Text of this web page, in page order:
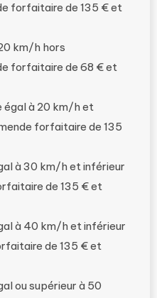
forfaitaire de 135 € et
km/h hors
forfaitaire de 68 € et
égal à 20 km/h et
forfaitaire de 135
à 30 km/h et inférieur
de 135 € et
à 40 km/h et inférieur
de 135 € et
ou supérieur à 50